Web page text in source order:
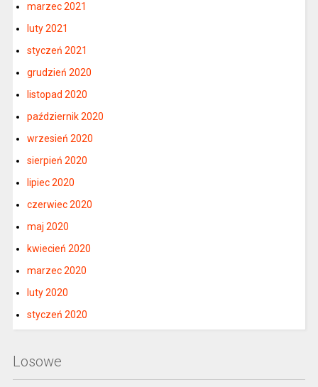
marzec 2021
luty 2021
styczeń 2021
grudzień 2020
listopad 2020
październik 2020
wrzesień 2020
sierpień 2020
lipiec 2020
czerwiec 2020
maj 2020
kwiecień 2020
marzec 2020
luty 2020
styczeń 2020
Losowe